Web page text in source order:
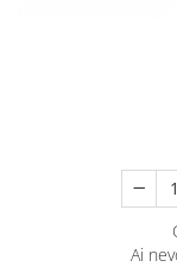
Turnare, Lipire,
Truse / Kituri
Ai